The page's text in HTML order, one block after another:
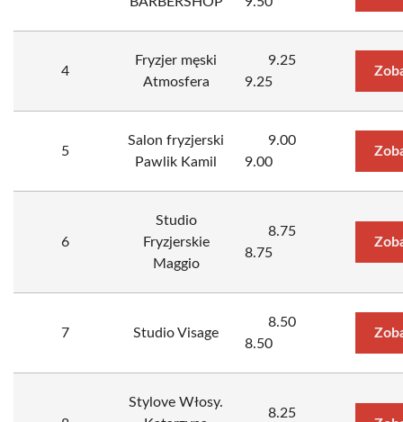
4
Fryzjer męski
Atmosfera
9.25
9.25
5
Salon fryzjerski
Pawlik Kamil
9.00
9.00
6
Studio
Fryzjerskie
Maggio
8.75
8.75
7 Studio Visage
8.50
8.50
Stylove Włosy.
8.25